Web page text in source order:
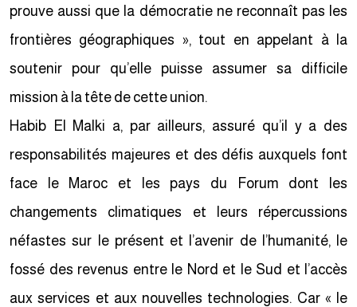
prouve aussi que la démocratie ne reconnaît pas les
frontières géographiques », tout en appelant à la
soutenir pour qu’elle puisse assumer sa difficile
mission à la tête de cette union.
Habib El Malki a, par ailleurs, assuré qu’il y a des
responsabilités majeures et des défis auxquels font
face le Maroc et les pays du Forum dont les
changements climatiques et leurs répercussions
néfastes sur le présent et l’avenir de l’humanité, le
fossé des revenus entre le Nord et le Sud et l’accès
aux services et aux nouvelles technologies. Car « le